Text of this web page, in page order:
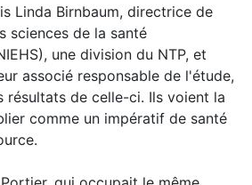
Linda Birnbaum, directrice de
sciences de la santé
une division du NTP, et
associé responsable de l'étude,
résultats de celle-ci. Ils voient la
comme un impératif de santé